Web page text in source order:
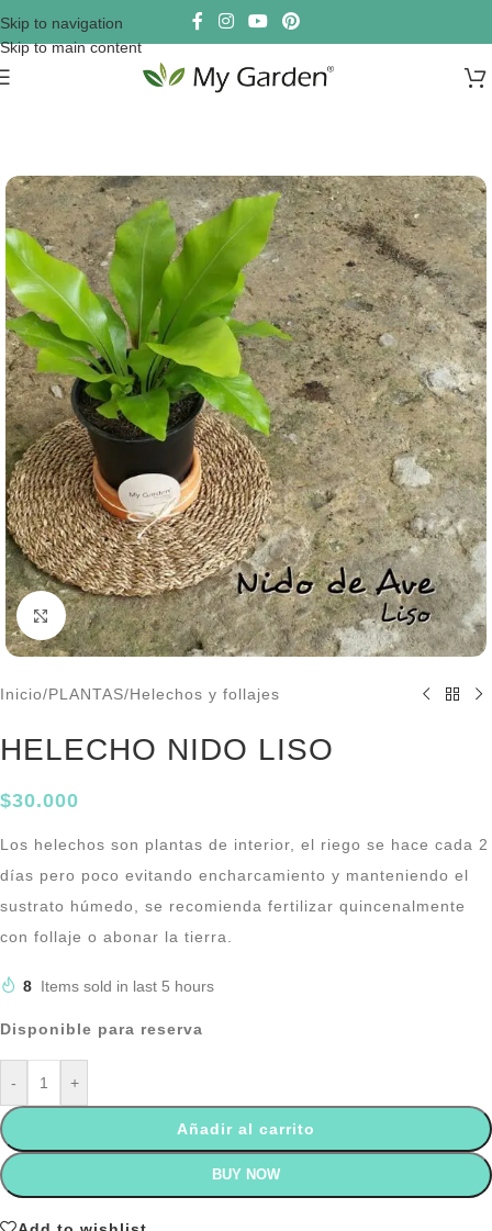
Skip to navigation
Skip to main content
Click to enlarge
Inicio/PLANTAS/Helechos y follajes
HELECHO NIDO LISO
$30.000
Los helechos son plantas de interior, el riego se hace cada 2
días pero poco evitando encharcamiento y manteniendo el
sustrato húmedo, se recomienda fertilizar quincenalmente
con follaje o abonar la tierra.
8 Items sold in last 5 hours
Disponible para reserva
- +
Añadir al carrito
BUY NOW